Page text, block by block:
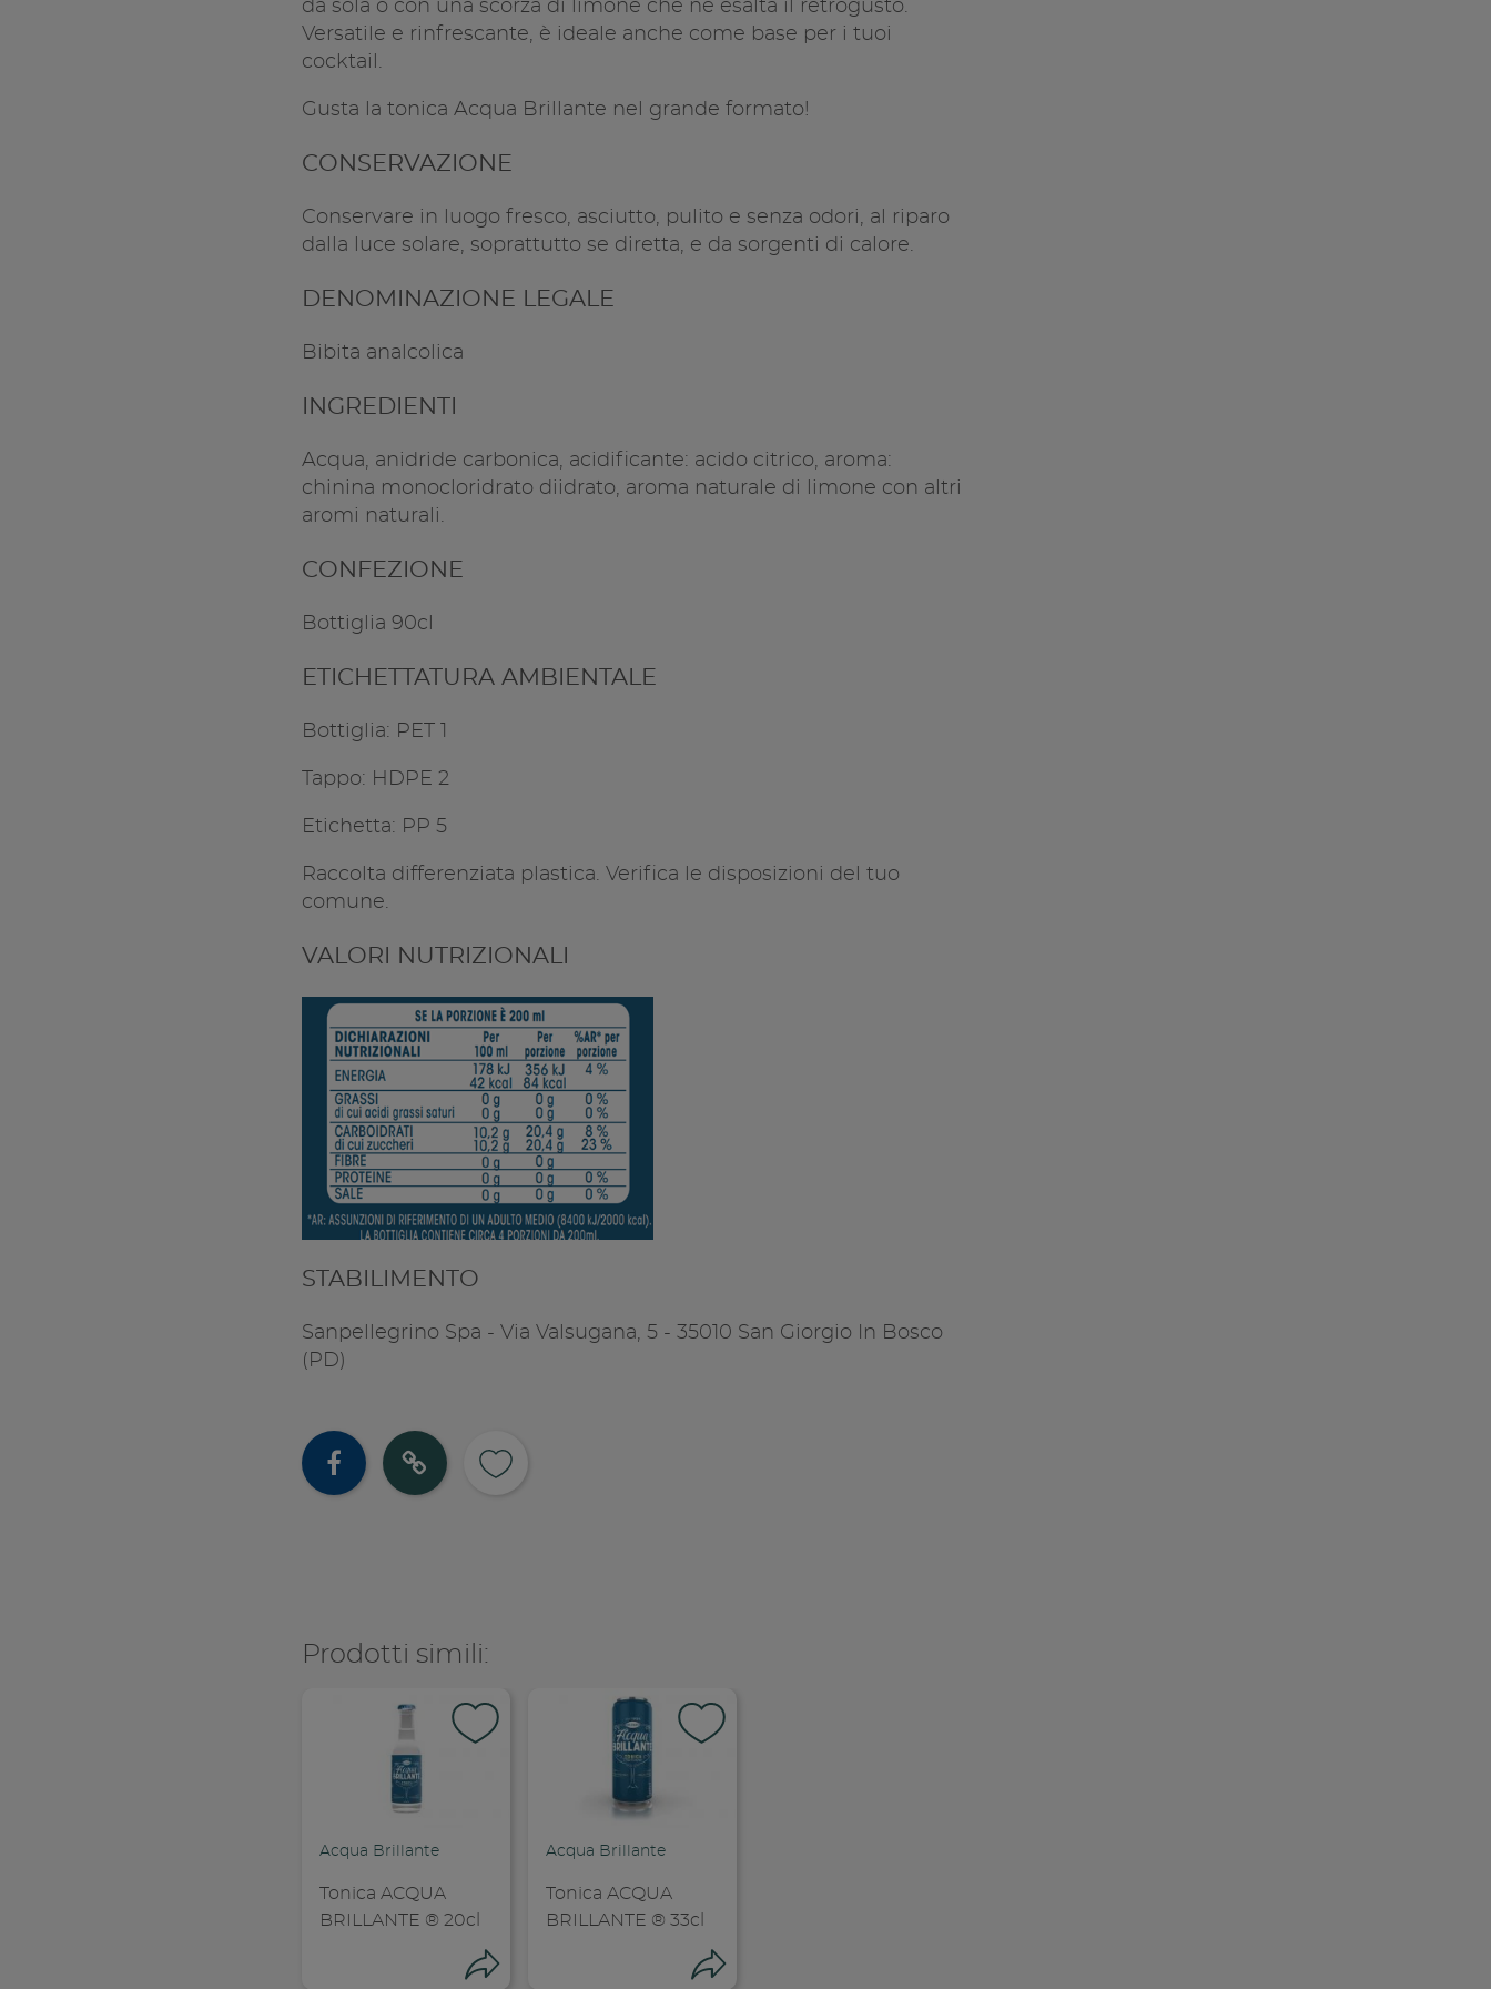
Copia link
da sola o con una scorza di limone che ne esalta il retrogusto.
Versatile e rinfrescante, è ideale anche come base per i tuoi
cocktail.
Gusta la tonica Acqua Brillante nel grande formato!
CONSERVAZIONE
Conservare in luogo fresco, asciutto, pulito e senza odori, al riparo
dalla luce solare, soprattutto se diretta, e da sorgenti di calore.
DENOMINAZIONE LEGALE
Bibita analcolica
INGREDIENTI
Acqua, anidride carbonica, acidificante: acido citrico, aroma:
chinina monocloridrato diidrato, aroma naturale di limone con altri
aromi naturali.
CONFEZIONE
Bottiglia 90cl
ETICHETTATURA AMBIENTALE
Bottiglia: PET 1
Tappo: HDPE 2
Etichetta: PP 5
Raccolta differenziata plastica. Verifica le disposizioni del tuo
comune.
VALORI NUTRIZIONALI
STABILIMENTO
Sanpellegrino Spa - Via Valsugana, 5 - 35010 San Giorgio In Bosco
(PD)
Condividi su facebook
Prodotti simili:
Acqua Brillante
Tonica ACQUA
BRILLANTE ® 20cl
Condividi
Acqua Brillante
Tonica ACQUA
BRILLANTE ® 33cl
Condividi